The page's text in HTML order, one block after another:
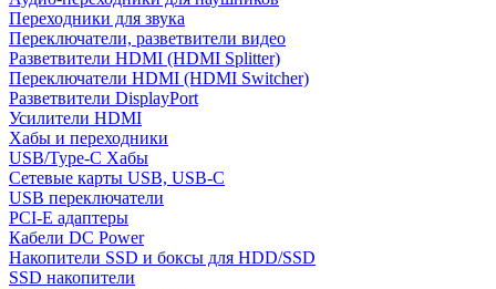
Переходники для звука
Переключатели, разветвители видео
Разветвители HDMI (HDMI Splitter)
Переключатели HDMI (HDMI Switcher)
Разветвители DisplayPort
Усилители HDMI
Хабы и переходники
USB/Type-C Хабы
Сетевые карты USB, USB-C
USB переключатели
PCI-E адаптеры
Кабели DC Power
Накопители SSD и боксы для HDD/SSD
SSD накопители